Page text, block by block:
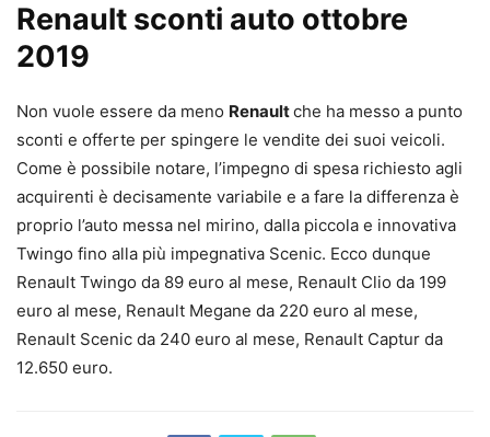
Renault sconti auto ottobre
2019
Non vuole essere da meno Renaultche ha messo a punto
sconti e offerte per spingere le vendite dei suoi veicoli.
Come è possibile notare, l’impegno di spesa richiesto agli
acquirenti è decisamente variabile e a fare la differenza è
proprio l’auto messa nel mirino, dalla piccola e innovativa
Twingo fino alla più impegnativa Scenic. Ecco dunque
Renault Twingo da 89 euro al mese, Renault Clio da 199
euro al mese, Renault Megane da 220 euro al mese,
Renault Scenic da 240 euro al mese, Renault Captur da
12.650 euro.